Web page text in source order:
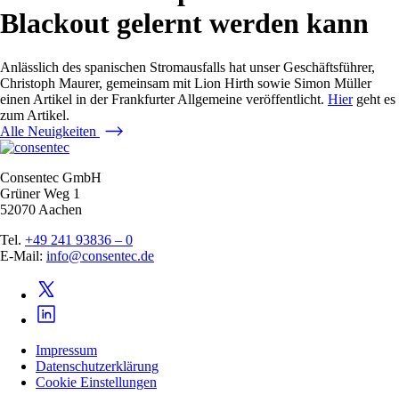
Blackout gelernt werden kann
Anlässlich des spanischen Stromausfalls hat unser Geschäftsführer,
Christoph Maurer, gemeinsam mit Lion Hirth sowie Simon Müller
einen Artikel in der Frankfurter Allgemeine veröffentlicht. Hiergeht es
zum Artikel.
Alle Neuigkeiten
Consentec GmbH
Grüner Weg 1
52070 Aachen
Tel. +49 241 93836 – 0
E-Mail: info@consentec.de
Impressum
Datenschutzerklärung
Cookie Einstellungen